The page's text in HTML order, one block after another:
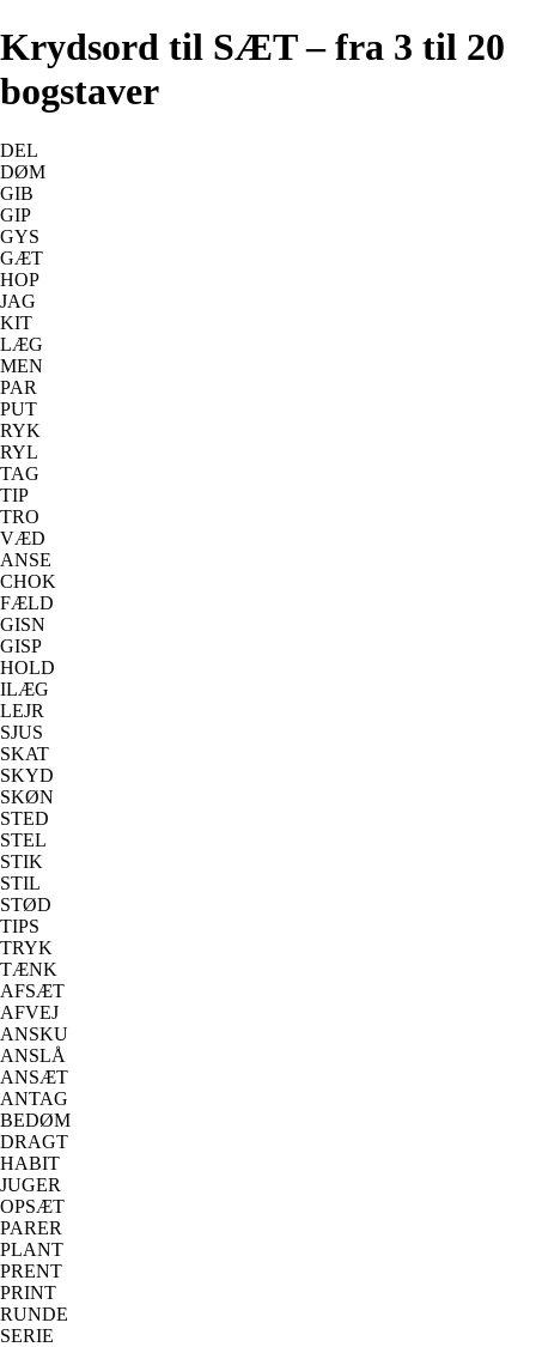
Krydsord til SÆT – fra 3 til 20
bogstaver
DEL
DØM
GIB
GIP
GYS
GÆT
HOP
JAG
KIT
LÆG
MEN
PAR
PUT
RYK
RYL
TAG
TIP
TRO
VÆD
ANSE
CHOK
FÆLD
GISN
GISP
HOLD
ILÆG
LEJR
SJUS
SKAT
SKYD
SKØN
STED
STEL
STIK
STIL
STØD
TIPS
TRYK
TÆNK
AFSÆT
AFVEJ
ANSKU
ANSLÅ
ANSÆT
ANTAG
BEDØM
DRAGT
HABIT
JUGER
OPSÆT
PARER
PLANT
PRENT
PRINT
RUNDE
SERIE